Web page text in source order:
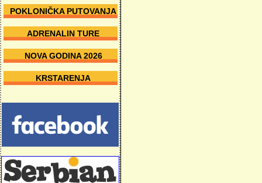
POKLONIČKA PUTOVANJA
ADRENALIN TURE
NOVA GODINA 2026
KRSTARENJA